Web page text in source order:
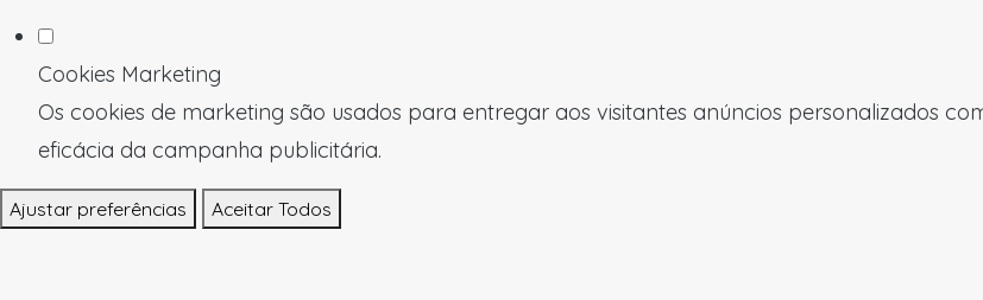
Cookies Marketing
Os cookies de marketing são usados para entregar aos visitantes anúncios personalizados
eficácia da campanha publicitária.
Ajustar preferências Aceitar Todos